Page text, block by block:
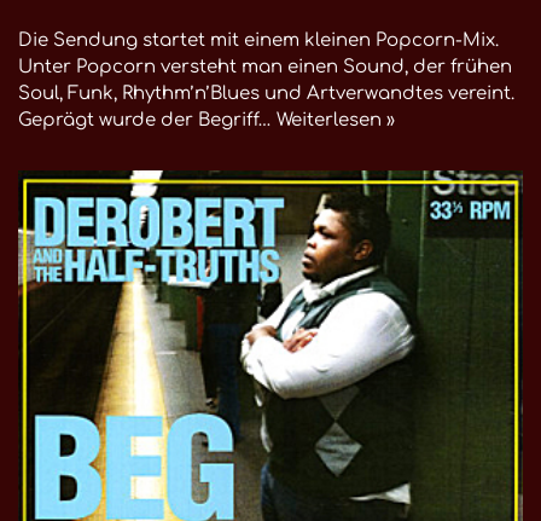
Die Sendung startet mit einem kleinen Popcorn-Mix.
Unter Popcorn versteht man einen Sound, der frühen
Soul, Funk, Rhythm’n’Blues und Artverwandtes vereint.
Geprägt wurde der Begriff… Weiterlesen »